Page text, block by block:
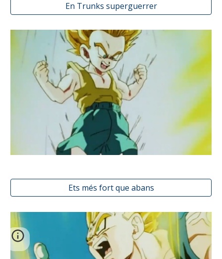
En Trunks superguerrer
Ets més fort que abans